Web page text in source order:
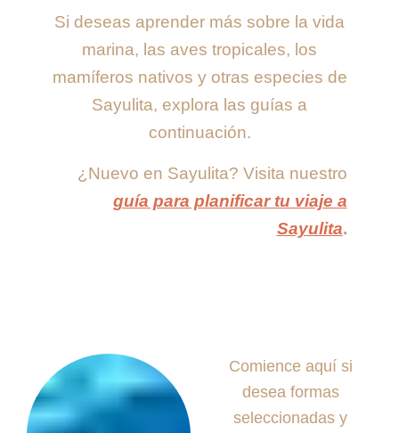
Si deseas aprender más sobre la vida
marina, las aves tropicales, los
mamíferos nativos y otras especies de
Sayulita, explora las guías a
continuación.
¿Nuevo en Sayulita? Visita nuestro
guía para planificar tu viaje a
Sayulita.
Comience aquí si
desea formas
seleccionadas y